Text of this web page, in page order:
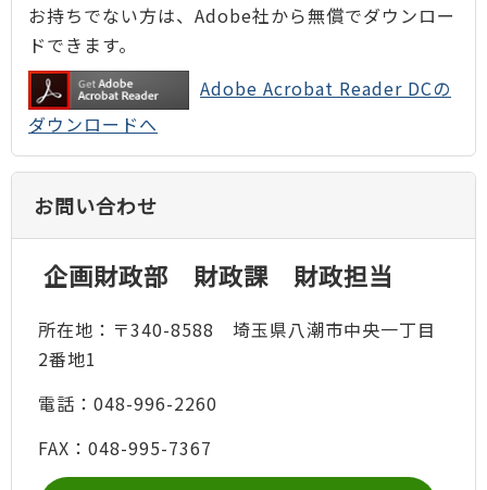
お持ちでない方は、Adobe社から無償でダウンロー
ドできます。
Adobe Acrobat Reader DCの
ダウンロードへ
お問い合わせ
企画財政部 財政課 財政担当
所在地：〒340-8588 埼玉県八潮市中央一丁目
2番地1
電話：048-996-2260
FAX：048-995-7367